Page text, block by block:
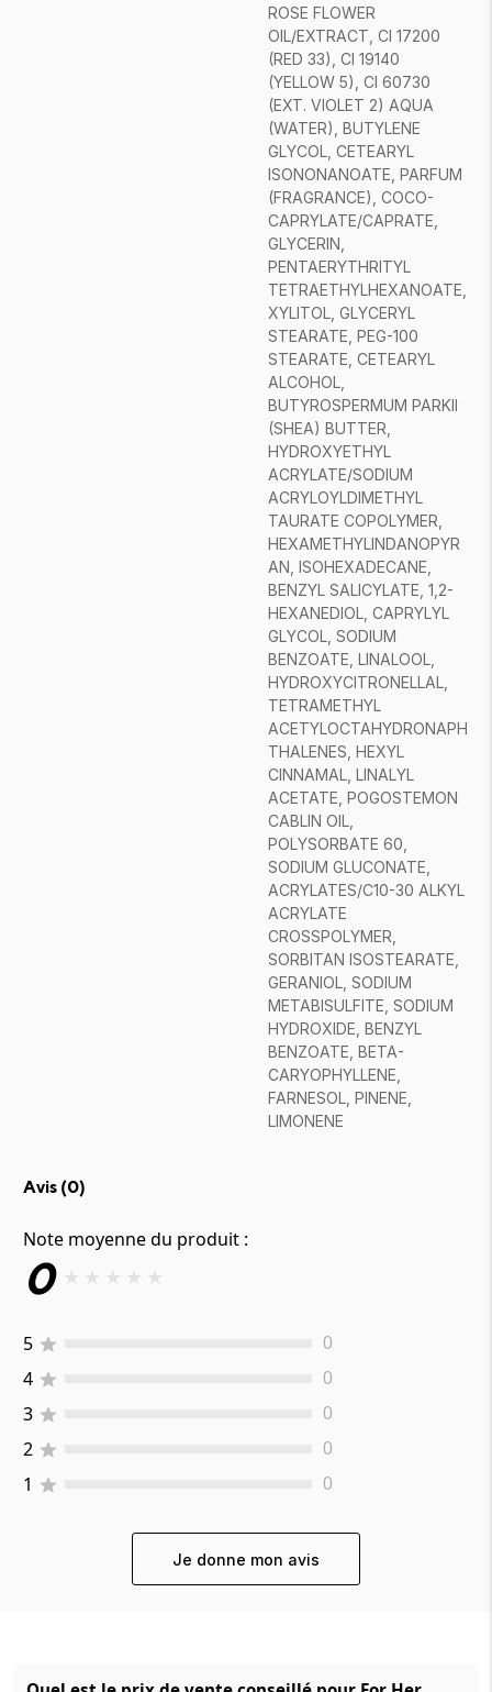
ROSE FLOWER
OIL/EXTRACT, CI 17200
(RED 33), CI 19140
(YELLOW 5), CI 60730
(EXT. VIOLET 2) AQUA
(WATER), BUTYLENE
GLYCOL, CETEARYL
ISONONANOATE, PARFUM
(FRAGRANCE), COCO-
CAPRYLATE/CAPRATE,
GLYCERIN,
PENTAERYTHRITYL
TETRAETHYLHEXANOATE,
XYLITOL, GLYCERYL
STEARATE, PEG-100
STEARATE, CETEARYL
ALCOHOL,
BUTYROSPERMUM PARKII
(SHEA) BUTTER,
HYDROXYETHYL
ACRYLATE/SODIUM
ACRYLOYLDIMETHYL
TAURATE COPOLYMER,
HEXAMETHYLINDANOPYR
AN, ISOHEXADECANE,
BENZYL SALICYLATE, 1,2-
HEXANEDIOL, CAPRYLYL
GLYCOL, SODIUM
BENZOATE, LINALOOL,
HYDROXYCITRONELLAL,
TETRAMETHYL
ACETYLOCTAHYDRONAPH
THALENES, HEXYL
CINNAMAL, LINALYL
ACETATE, POGOSTEMON
CABLIN OIL,
POLYSORBATE 60,
SODIUM GLUCONATE,
ACRYLATES/C10-30 ALKYL
ACRYLATE
CROSSPOLYMER,
SORBITAN ISOSTEARATE,
GERANIOL, SODIUM
METABISULFITE, SODIUM
HYDROXIDE, BENZYL
BENZOATE, BETA-
CARYOPHYLLENE,
FARNESOL, PINENE,
LIMONENE
Avis (0)
Note moyenne du produit :
0 ★ ★ ★ ★ ★
5 0
4 0
3 0
2 0
1 0
Je donne mon avis